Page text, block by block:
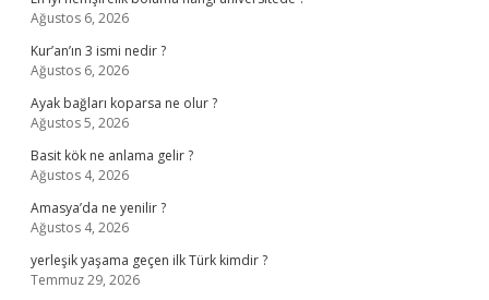
Ağustos 6, 2026
Kur’an’ın 3 ismi nedir ?
Ağustos 6, 2026
Ayak bağları koparsa ne olur ?
Ağustos 5, 2026
Basit kök ne anlama gelir ?
Ağustos 4, 2026
Amasya’da ne yenilir ?
Ağustos 4, 2026
yerleşik yaşama geçen ilk Türk kimdir ?
Temmuz 29, 2026